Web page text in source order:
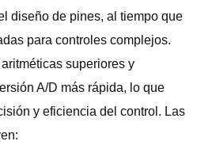
diseño de pines, al tiempo que
para controles complejos.
superiores y
A/D más rápida, lo que
y eficiencia del control. Las